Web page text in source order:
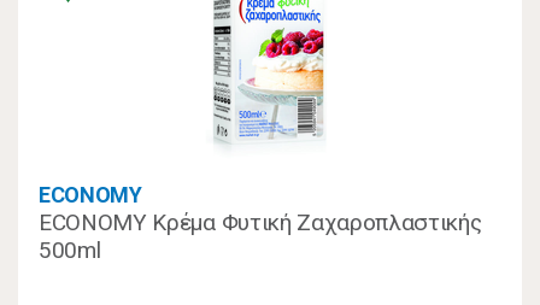
ECONOMY
ECONOMY Κρέμα Φυτική Ζαχαροπλαστικής
500ml